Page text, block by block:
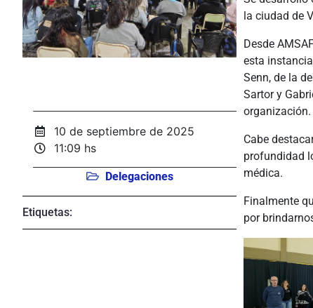
10 de septiembre de 2025
11:09 hs
Delegaciones
Etiquetas:
la ciudad de
Desde
esta
Senn, de la
Sartor y
organización.
Cabe
profundidad
médica.
Finalmente
por